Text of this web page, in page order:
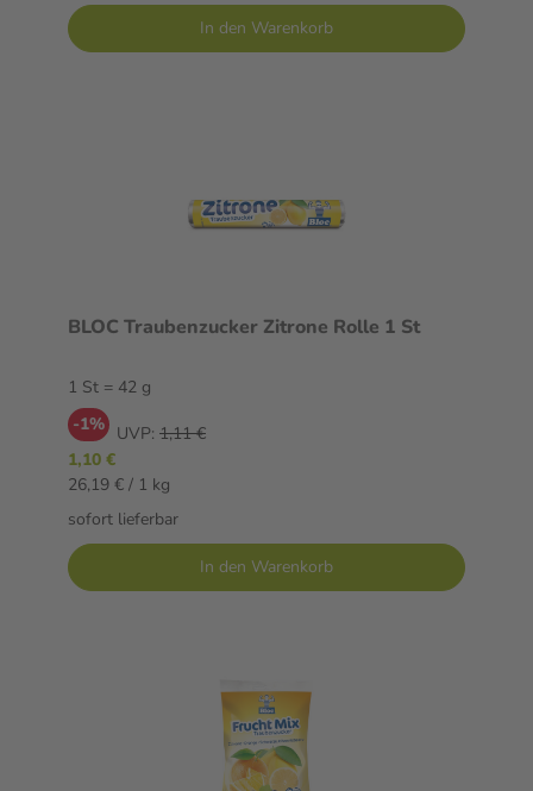
In den Warenkorb
BLOC Traubenzucker Zitrone Rolle 1 St
1 St = 42 g
-1% UVP: 1,11 €
1,10 €
26,19 € / 1 kg
sofort lieferbar
In den Warenkorb